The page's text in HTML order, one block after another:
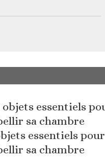
essentiels pour
sa chambre